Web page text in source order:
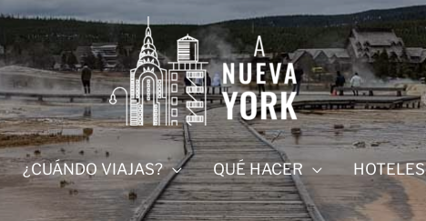
¿CUÁNDO VIAJAS? QUÉ HACER HOTELES